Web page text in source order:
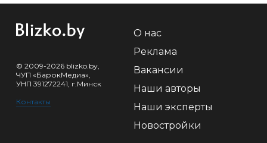
© 2009-2026 blizko.by,
ЧУП «БарокМедиа»,
УНП 391272241, г.Минск
Контакты
О нас
Реклама
Вакансии
Наши авторы
Наши эксперты
Новостройки